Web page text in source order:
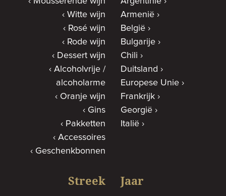
Witte wijn
Rosé wijn
Rode wijn
Dessert wijn
Alcoholvrije /
alcoholarme
Oranje wijn
Gins
Pakketten
Accessoires
Geschenkbonnen
Armenië
België
Bulgarije
Chili
Duitsland
Europese Unie
Frankrijk
Georgië
Italië
Streek Jaar